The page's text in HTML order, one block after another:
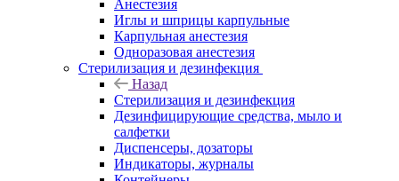
Анестезия
Иглы и шприцы карпульные
Карпульная анестезия
Одноразовая анестезия
Стерилизация и дезинфекция
Назад
Стерилизация и дезинфекция
Дезинфицирующие средства, мыло и
салфетки
Диспенсеры, дозаторы
Индикаторы, журналы